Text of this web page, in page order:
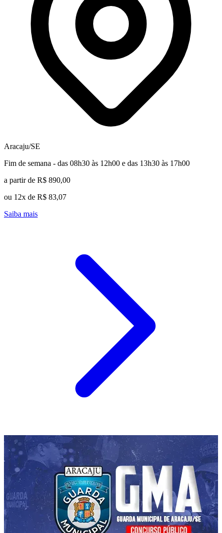
Aracaju/SE
Fim de semana - das 08h30 às 12h00 e das 13h30 às 17h00
a partir de R$ 890,00
ou 12x de R$ 83,07
Saiba mais